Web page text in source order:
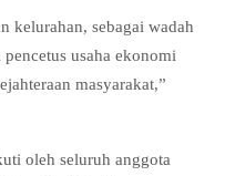
kelurahan, sebagai wadah
usaha ekonomi
masyarakat,”
oleh seluruh anggota